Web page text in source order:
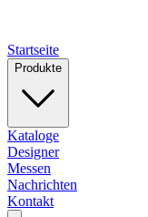
Startseite
Produkte
Kataloge
Designer
Messen
Nachrichten
Kontakt